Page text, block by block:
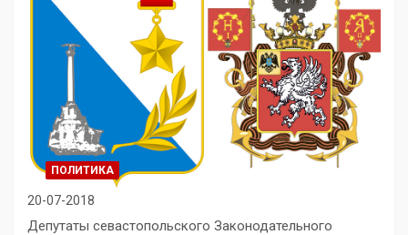
ПОЛИТИКА
20-07-2018
Депутаты севастопольского Законодательного